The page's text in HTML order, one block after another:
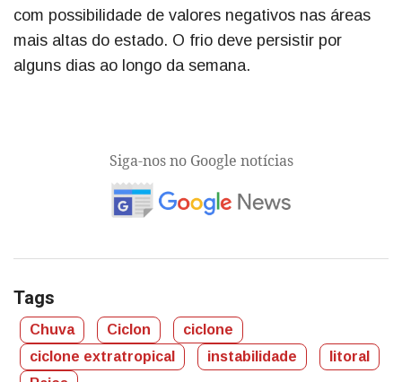
com possibilidade de valores negativos nas áreas
mais altas do estado. O frio deve persistir por
alguns dias ao longo da semana.
Siga-nos no Google notícias
Tags
Chuva Ciclon
ciclone
ciclone extratropical
instabilidade
litoral